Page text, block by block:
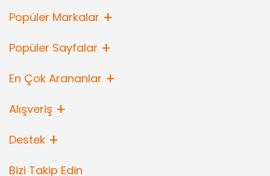
Popüler Markalar
Popüler Sayfalar
En Çok Arananlar
Alışveriş
Destek
Bizi Takip Edin